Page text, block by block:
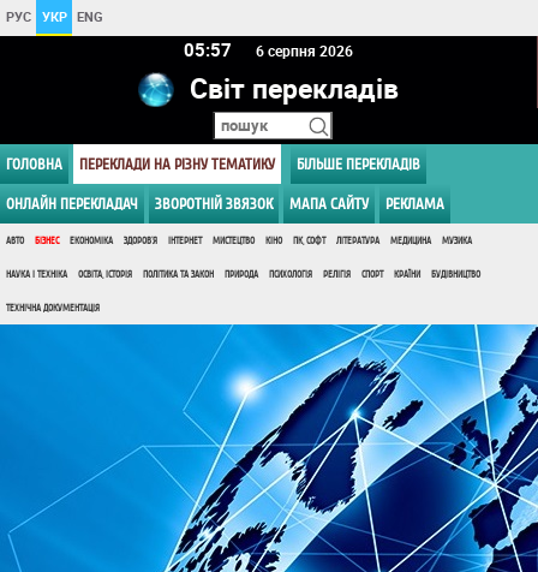
РУС УКР ENG
05 57 6 серпня 2026
Світ перекладів
ГОЛОВНА ПЕРЕКЛАДИ НА РІЗНУ ТЕМАТИКУ БІЛЬШЕ ПЕРЕКЛАДІВ
ОНЛАЙН ПЕРЕКЛАДАЧ ЗВОРОТНІЙ ЗВЯЗОК МАПА САЙТУ РЕКЛАМА
АВТО БІЗНЕС ЕКОНОМІКА ЗДОРОВ'Я ІНТЕРНЕТ МИСТЕЦТВО КІНО ПК, СОФТ ЛІТЕРАТУРА МЕДИЦИНА МУЗИКА
НАУКА І ТЕХНІКА ОСВІТА, ІСТОРІЯ ПОЛІТИКА ТА ЗАКОН ПРИРОДА ПСИХОЛОГІЯ РЕЛІГІЯ СПОРТ КРАЇНИ БУДІВНИЦТВО
ТЕХНІЧНА ДОКУМЕНТАЦІЯ